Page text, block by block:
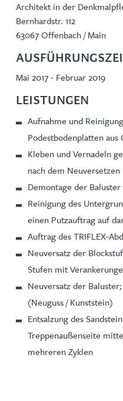
Architekt in der
Bernhardstr. 112
63067 Offenbach / Main
Mai 2017 - Februar 2019
LEISTUNGEN
Aufnahme und
Podestbodenplatten aus
Kleben und Vernadeln
nach dem Neuversetzen
Demontage der
Reinigung des
einen Putzauftrag auf
Auftrag des TRIFLEX-
Neuversatz der
Stufen mit
Neuversatz der
(Neuguss / Kunststein)
Entsalzung des
Treppenaußenseite
mehreren Zyklen